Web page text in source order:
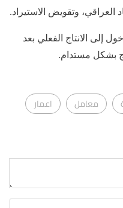
وتقويض الاستيراد.
إلى الانتاج الفعلي بعد
بشكل مستدام.
معامل اعمار